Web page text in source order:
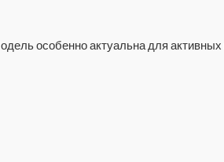
особенно актуальна для